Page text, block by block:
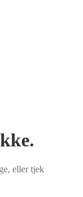
eller tjek